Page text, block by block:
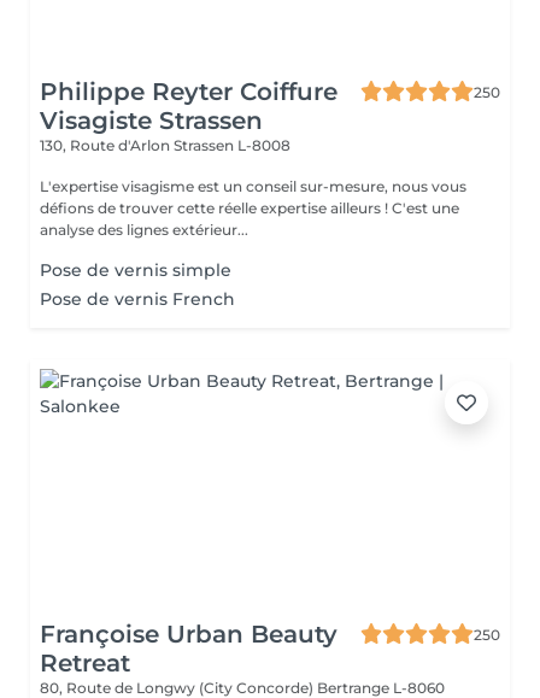
Philippe Reyter Coiffure
Visagiste Strassen
250
130, Route d'Arlon Strassen L-8008
L'expertise visagisme est un conseil sur-mesure, nous vous
défions de trouver cette réelle expertise ailleurs ! C'est une
analyse des lignes extérieur...
Pose de vernis simple
Pose de vernis French
Françoise Urban Beauty
Retreat
250
80, Route de Longwy (City Concorde) Bertrange L-8060